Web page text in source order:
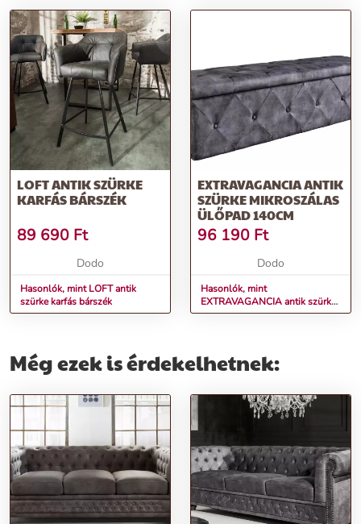
LOFT ANTIK SZÜRKE
KARFÁS BÁRSZÉK
89 690 Ft
Dodo
Hasonlók, mint LOFT antik
szürke karfás bárszék
EXTRAVAGANCIA ANTIK
SZÜRKE MIKROSZÁLAS
ÜLŐPAD 140CM
96 190 Ft
Dodo
Hasonlók, mint
EXTRAVAGANCIA antik szürke
mikroszálas ülőpad 140cm
Még ezek is érdekelhetnek: